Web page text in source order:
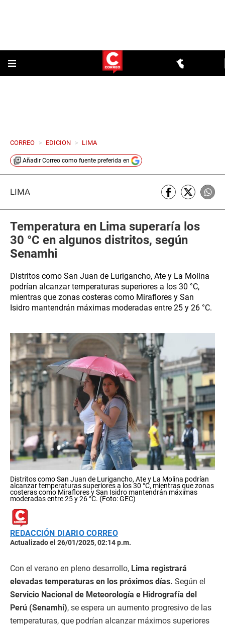
CORREO > EDICION > LIMA
Añadir Correo como fuente preferida en
LIMA
Temperatura en Lima superaría los
30 °C en algunos distritos, según
Senamhi
Distritos como San Juan de Lurigancho, Ate y La Molina
podrían alcanzar temperaturas superiores a los 30 °C,
mientras que zonas costeras como Miraflores y San
Isidro mantendrán máximas moderadas entre 25 y 26 °C.
Distritos como San Juan de Lurigancho, Ate y La Molina podrían
alcanzar temperaturas superiores a los 30 °C, mientras que zonas
costeras como Miraflores y San Isidro mantendrán máximas
moderadas entre 25 y 26 °C. (Foto: GEC)
REDACCIÓN DIARIO CORREO
Actualizado el 26/01/2025, 02:14 p.m.
Con el verano en pleno desarrollo, Lima registrará
elevadas temperaturas en los próximos días. Según el
Servicio Nacional de Meteorología e Hidrografía del
Perú (Senamhi), se espera un aumento progresivo de las
temperaturas, que podrían alcanzar máximos superiores